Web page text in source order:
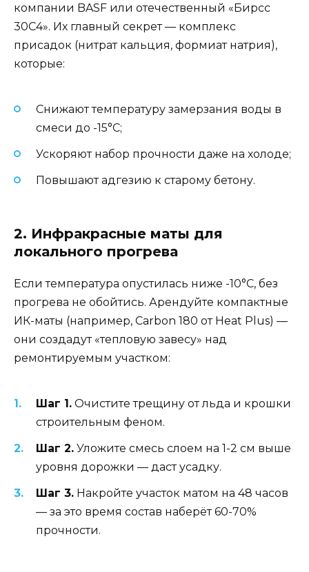
компании BASF или отечественный «Бирсс
30С4». Их главный секрет — комплекс
присадок (нитрат кальция, формиат натрия),
которые:
Снижают температуру замерзания воды в
смеси до -15°С;
Ускоряют набор прочности даже на холоде;
Повышают адгезию к старому бетону.
2. Инфракрасные маты для
локального прогрева
Если температура опустилась ниже -10°C, без
прогрева не обойтись. Арендуйте компактные
ИК-маты (например, Carbon 180 от Heat Plus) —
они создадут «тепловую завесу» над
ремонтируемым участком:
Шаг 1. Очистите трещину от льда и крошки
строительным феном.
Шаг 2. Уложите смесь слоем на 1-2 см выше
уровня дорожки — даст усадку.
Шаг 3. Накройте участок матом на 48 часов
— за это время состав наберёт 60-70%
прочности.